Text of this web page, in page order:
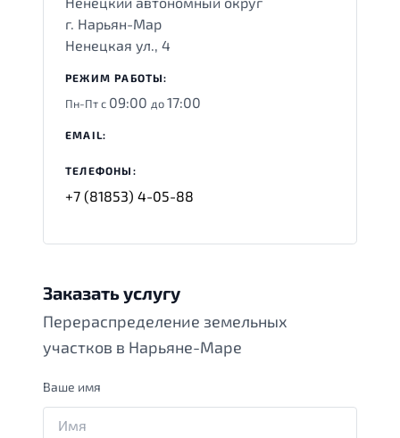
г. Нарьян-Мар
Ненецкая ул., 4
РЕЖИМ РАБОТЫ:
Пн-Пт с 09:00 до17:00
EMAIL:
ТЕЛЕФОНЫ:
+7 (81853) 4-05-88
Заказать услугу
Перераспределение земельных
участков в Нарьяне-Маре
Ваше имя